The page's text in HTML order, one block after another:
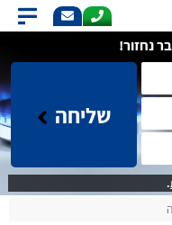
נחזור!
שליחה
.